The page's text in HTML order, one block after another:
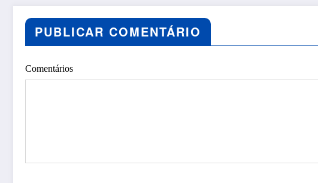
PUBLICAR COMENTÁRIO
Comentários